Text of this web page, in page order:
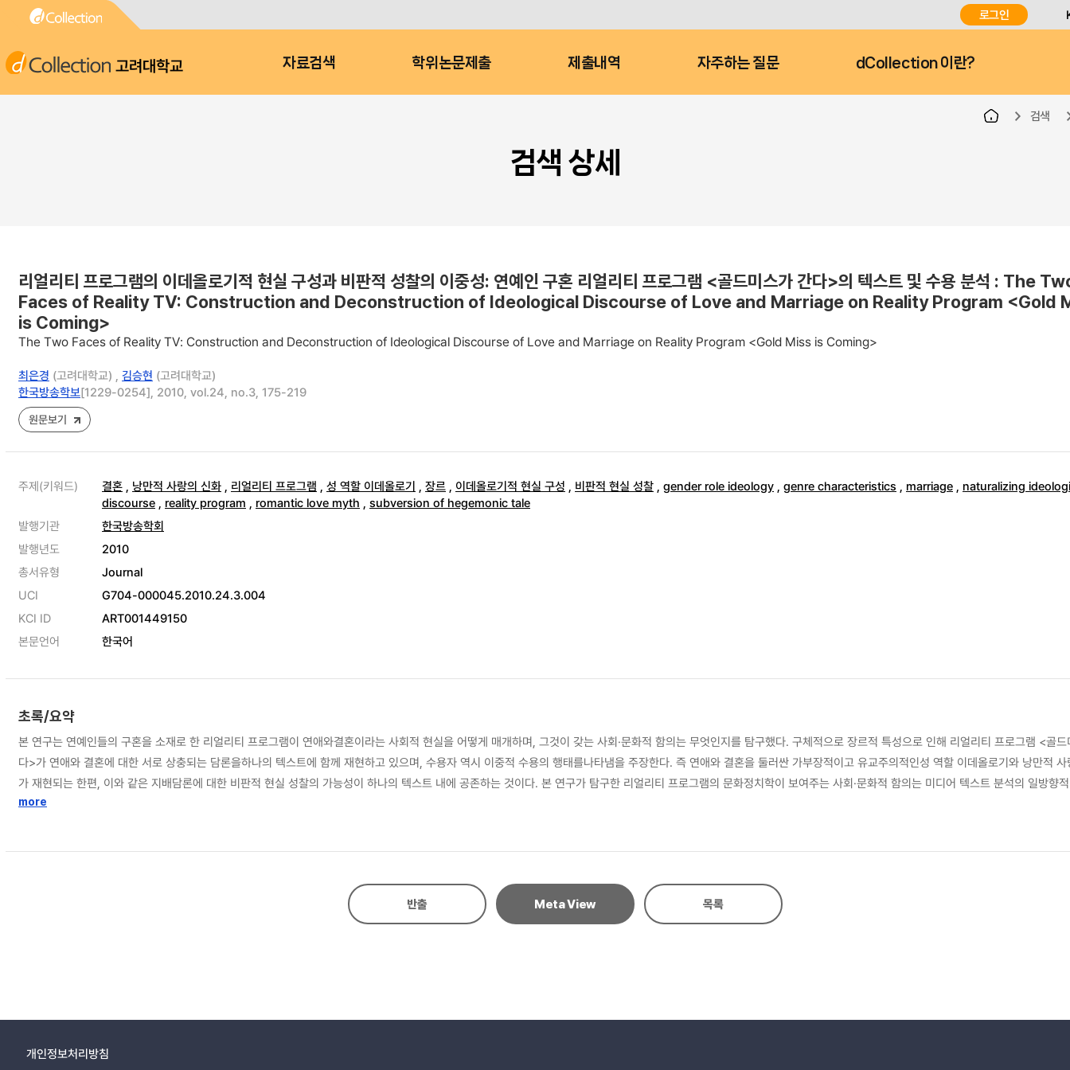
로그인
고려대학교 자료검색 학위논문제출 제출내역 자주하는 질문 dCollection 이란?
검색
검색 상세
리얼리티 프로그램의 이데올로기적 현실 구성과 비판적 성찰의 이중성: 연예인 구혼 리얼리티 프로그램 <골드미스가 간다>의 텍스트 및 수용 분석 : The
Faces of Reality TV: Construction and Deconstruction of Ideological Discourse of Love and Marriage on Reality Program <Gold
is Coming>
The Two Faces of Reality TV: Construction and Deconstruction of Ideological Discourse of Love and Marriage on Reality Program <Gold Miss is Coming>
최은경 (고려대학교) , 김승현 (고려대학교)
한국방송학보[1229-0254], 2010, vol.24, no.3, 175-219
원문보기
주제(키워드) 결혼 , 낭만적 사랑의 신화 , 리얼리티 프로그램 , 성 역할 이데올로기 , 장르 , 이데올로기적 현실 구성 , 비판적 현실 성찰 , gender role ideology , genre characteristics , marriage , naturalizing
discourse , reality program , romantic love myth , subversion of hegemonic tale
발행기관
한국방송학회
발행년도
2010
총서유형
Journal
UCI
G704-000045.2010.24.3.004
KCI ID
ART001449150
본문언어
한국어
초록/요약
본 연구는 연예인들의 구혼을 소재로 한 리얼리티 프로그램이 연애와결혼이라는 사회적 현실을 어떻게 매개하며, 그것이 갖는 사회·문화적 함의는 무엇인지를 탐구했다. 구체적으로 장르적 특성으로 인해 리얼리티 프로그램 <골
다>가 연애와 결혼에 대한 서로 상충되는 담론을하나의 텍스트에 함께 재현하고 있으며, 수용자 역시 이중적 수용의 행태를나타냄을 주장한다. 즉 연애와 결혼을 둘러싼 가부장적이고 유교주의적인성 역할 이데올로기와 낭만적
가 재현되는 한편, 이와 같은 지배담론에 대한 비판적 현실 성찰의 가능성이 하나의 텍스트 내에 공존하는 것이다. 본 연구가 탐구한 리얼리티 프로그램의 문화정치학이 보여주는 사회·문화적 함의는 미디어 텍스트 분석의 일방향
대한 재고를 요청한다. 요컨대 대중문화 텍스트는 하나의 단일한 의미로 해석되고 풀이되어야만하는 경전이 아니다. 리얼리티 프로그램은 지배적 담론의 구성체로 읽힐 수도 있지만, 주류 담론에 대한 비판적 성찰을 보여줄 수도
more
반출 Meta View 목록
개인정보처리방침